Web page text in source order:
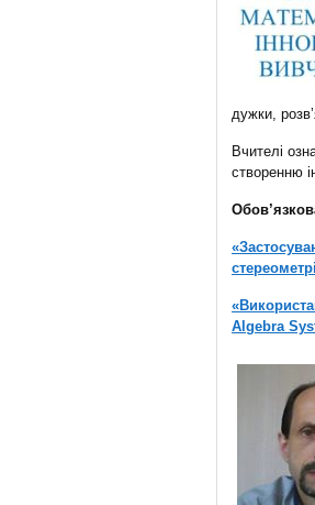
дужки,
Вчителі
створенню
Algebra